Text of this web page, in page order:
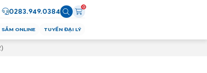
0283.949.0384
0
SẮM ONLINE TUYỂN ĐẠI LÝ